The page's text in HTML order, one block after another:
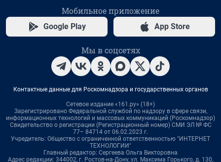
Мобильное приложение
Google Play App Store
Мы в соцсетях
Контактные данные для Роскомнадзора и государственных органов
Сетевое издание «161.ру» (18+)
Зарегистрировано Федеральной службой по надзору в сфере связи,
информационных технологий и массовых коммуникаций (Роскомнадзор)
Свидетельство о регистрации (Регистрационный номер) СМИ ЭЛ № ФС
77– 84714 от 06.02.2023 г.
Учредитель: Общество с ограниченной ответственностью "ИНТЕРНЕТ
ТЕХНОЛОГИИ"
Главный редактор: Сергеева Ольга Викторовна
Адрес редакции: 344002, г. Ростов-на-Дону, ул. Максима Горького, д. 130,